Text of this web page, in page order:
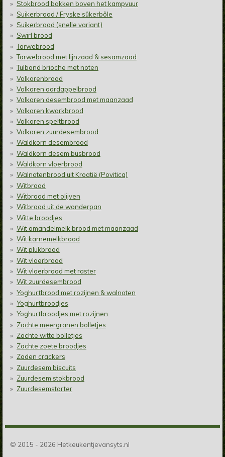
Stokbrood bakken boven het kampvuur
Suikerbrood / Fryske sûkerbôle
Suikerbrood (snelle variant)
Swirl brood
Tarwebrood
Tarwebrood met lijnzaad & sesamzaad
Tulband brioche met noten
Volkorenbrood
Volkoren aardappelbrood
Volkoren desembrood met maanzaad
Volkoren kwarkbrood
Volkoren speltbrood
Volkoren zuurdesembrood
Waldkorn desembrood
Waldkorn desem busbrood
Waldkorn vloerbrood
Walnotenbrood uit Kroatië (Povitica)
Witbrood
Witbrood met olijven
Witbrood uit de wonderpan
Witte broodjes
Wit amandelmelk brood met maanzaad
Wit karnemelkbrood
Wit plukbrood
Wit vloerbrood
Wit vloerbrood met raster
Wit zuurdesembrood
Yoghurtbrood met rozijnen & walnoten
Yoghurtbroodjes
Yoghurtbroodjes met rozijnen
Zachte meergranen bolletjes
Zachte witte bolletjes
Zachte zoete broodjes
Zaden crackers
Zuurdesem biscuits
Zuurdesem stokbrood
Zuurdesemstarter
© 2015 - 2026 Hetkeukentjevansyts.nl